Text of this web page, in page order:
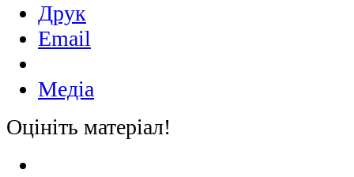
Друк
Email
Медіа
Оцініть матеріал!